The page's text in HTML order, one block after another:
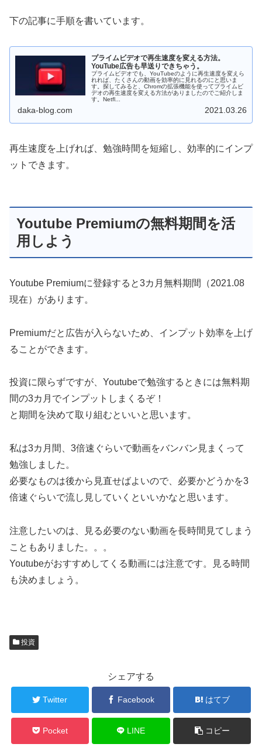
下の記事に手順を書いています。
プライムビデオで再生速度を変える方法。
YouTube広告も早送りできちゃう。
プライムビデオでも、YouTubeのように再生速度を変えら
れれば、たくさんの動画を効率的に見れるのにと思いま
す。探してみると、Chromの拡張機能を使ってプライムビ
デオの再生速度を変える方法がありましたのでご紹介しま
す。Netfl...
daka-blog.com 2021.03.26
再生速度を上げれば、勉強時間を短縮し、効率的にインプ
ットできます。
Youtube Premiumの無料期間を活
用しよう
Youtube Premiumに登録すると3カ月無料期間（2021.08
現在）があります。
Premiumだと広告が入らないため、インプット効率を上げ
ることができます。
投資に限らずですが、Youtubeで勉強するときには無料期
間の3カ月でインプットしまくるぞ！
と期間を決めて取り組むといいと思います。
私は3カ月間、3倍速ぐらいで動画をバンバン見まくって
勉強しました。
必要なものは後から見直せばよいので、必要かどうかを3
倍速ぐらいで流し見していくといいかなと思います。
注意したいのは、見る必要のない動画を長時間見てしまう
こともありました。。。
Youtubeがおすすめしてくる動画には注意です。見る時間
も決めましょう。
投資
シェアする
Twitter Facebook はてブ
Pocket LINE コピー